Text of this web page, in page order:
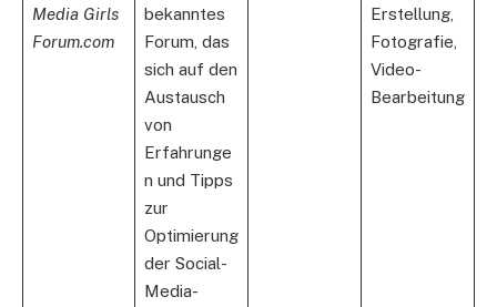
Media Girls
Forum.com
bekanntes
Forum, das
sich auf den
Austausch
von
Erfahrunge
n und Tipps
zur
Optimierung
der Social-
Media-
Erstellung,
Fotografie,
Video-
Bearbeitung